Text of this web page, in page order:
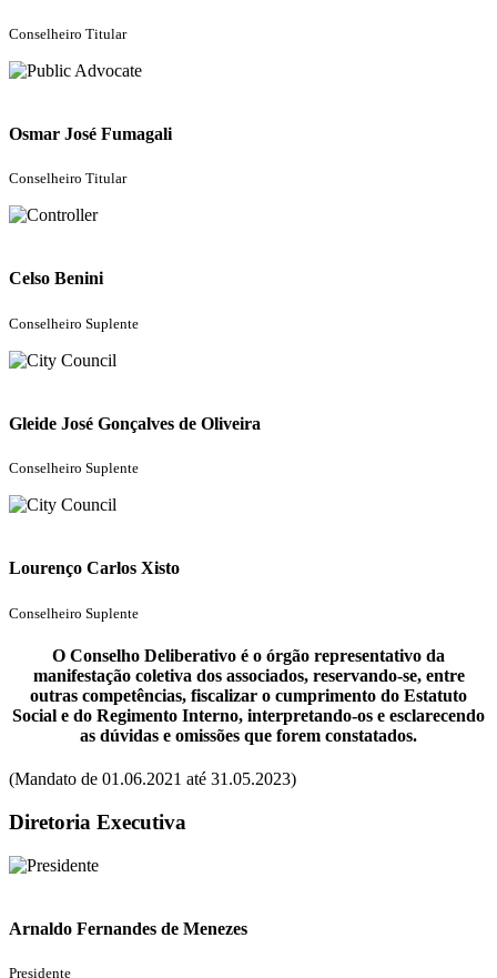
Conselheiro Titular
Osmar José Fumagali
Conselheiro Titular
Celso Benini
Conselheiro Suplente
Gleide José Gonçalves de Oliveira
Conselheiro Suplente
Lourenço Carlos Xisto
Conselheiro Suplente
O Conselho Deliberativo é o órgão representativo da
manifestação coletiva dos associados, reservando-se, entre
outras competências, fiscalizar o cumprimento do Estatuto
Social e do Regimento Interno, interpretando-os e esclarecendo
as dúvidas e omissões que forem constatados.
(Mandato de 01.06.2021 até 31.05.2023)
Diretoria Executiva
Arnaldo Fernandes de Menezes
Presidente